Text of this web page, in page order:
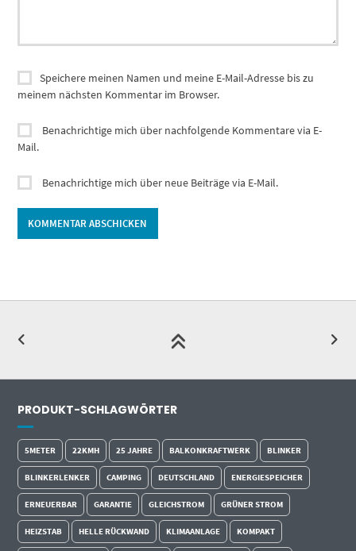
Speichere meinen Namen und meine E-Mail-Adresse bis zu
meinem nächsten Kommentar im Browser.
Benachrichtige mich über nachfolgende Kommentare via E-
Mail.
Benachrichtige mich über neue Beiträge via E-Mail.
PRODUKT-SCHLAGWÖRTER
5METER 22KMH 25 JAHRE BALKONKRAFTWERK BLINKER
BLINKERLENKER CAMPING DEUTSCHLAND ENERGIESPEICHER
ERNEUERBAR GARANTIE GLEICHSTROM GRÜNER STROM
HEIZSTAB HELLE RÜCKWAND KLIMAANLAGE KOMPAKT